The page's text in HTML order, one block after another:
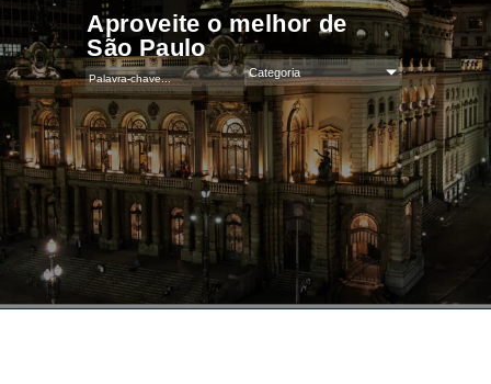
Aproveite o melhor de
São Paulo
Categoria